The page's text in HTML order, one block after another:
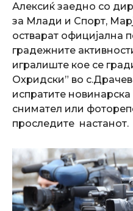
Алексиќ заедно со
за Млади и Спорт,
остварат официјална
градежните
игралиште кое се
Охридски” во
испратите
снимател или
проследите настанот.